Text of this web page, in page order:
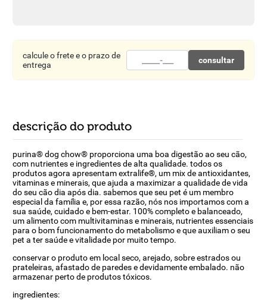
calcule o frete e o prazo de
entrega
consultar
descrição do produto
purina® dog chow® proporciona uma boa digestão ao seu cão,
com nutrientes e ingredientes de alta qualidade. todos os
produtos agora apresentam extralife®, um mix de antioxidantes,
vitaminas e minerais, que ajuda a maximizar a qualidade de vida
do seu cão dia após dia. sabemos que seu pet é um membro
especial da família e, por essa razão, nós nos importamos com a
sua saúde, cuidado e bem-estar. 100% completo e balanceado,
um alimento com multivitaminas e minerais, nutrientes essenciais
para o bom funcionamento do metabolismo e que auxiliam o seu
pet a ter saúde e vitalidade por muito tempo.
conservar o produto em local seco, arejado, sobre estrados ou
prateleiras, afastado de paredes e devidamente embalado. não
armazenar perto de produtos tóxicos.
ingredientes: